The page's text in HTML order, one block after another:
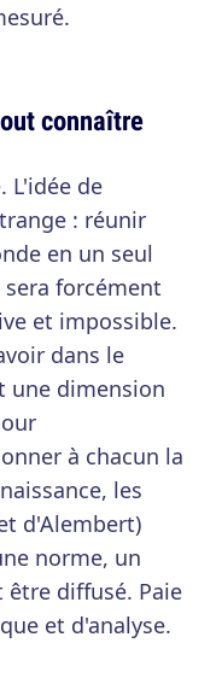
connaître
L'idée de
: réunir
en un seul
sera forcément
et impossible.
dans le
une dimension
à chacun la
les
d'Alembert)
norme, un
être diffusé. Paie
et d'analyse.